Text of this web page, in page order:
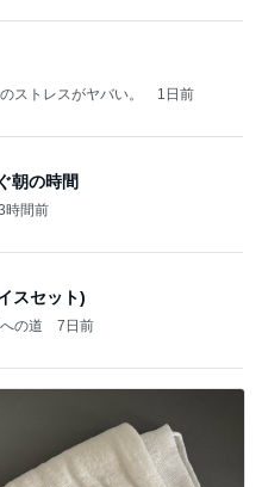
ストレスがヤバい。 1日前
朝の時間
時間前
スセット)
の道 7日前